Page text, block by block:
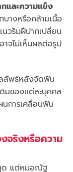
และความแข็ง
บางหรือกล้ามเนื้อ
วริมฝีปากเปลี่ยน
จไม่เห็นผลต่อรูป
ลัพธ์หลังจัดฟัน
มของแต่ละบุคคล
นการเคลื่อนฟัน
จริงหรือความ
ด แต่หมอณัฐ